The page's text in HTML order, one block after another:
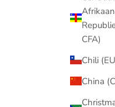
CFA)
Chili
China
sterrenbeelden en
Meer informatie